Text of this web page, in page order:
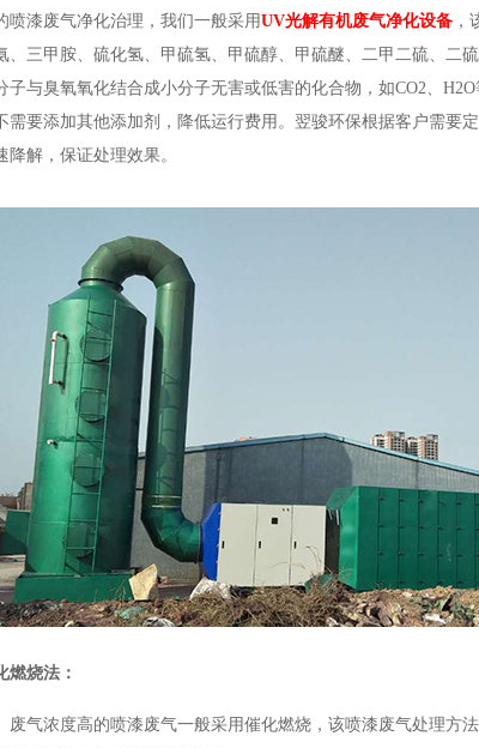
喷漆废气净化治理，我们一般采用UV光解有机废气净化设备
三甲胺、硫化氢、甲硫氢、甲硫醇、甲硫醚、二甲二硫、二
与臭氧氧化结合成小分子无害或低害的化合物，如CO2、
需要添加其他添加剂，降低运行费用。翌骏环保根据客户需要
解，保证处理效果。
燃烧法：
废气浓度高的喷漆废气一般采用催化燃烧，该喷漆废气处理方